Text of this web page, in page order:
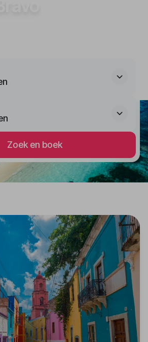
Zoek en boek